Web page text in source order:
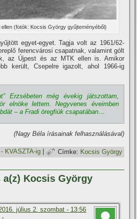
ellen (fotók: Kocsis György gyűjteményéből)
egyet-egyet. Tagja volt az 1961/62-
ferencvárosi csapatnak, valamint gólt
az Újpest és az MTK ellen is. Amikor
került, Csepelre igazolt, ahol 1966-ig
Erzsébeten még évekig játszottam,
elnöke lettem. Negyvenes éveimben
– a Fradi öregfiúk csapatában…
(Nagy Béla í­rásainak felhasználásával)
KVASZTA-ig | Címke: Kocsis György
a(z) Kocsis György
július 2. szombat - 13:56